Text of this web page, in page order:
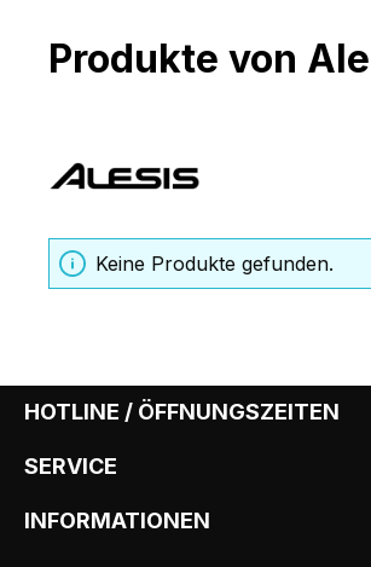
Produkte von
Keine Produkte gefunden.
HOTLINE / ÖFFNUNGSZEITEN
SERVICE
INFORMATIONEN